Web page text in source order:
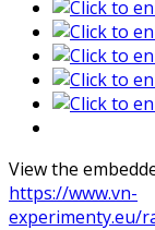
View the
https://www.vn-
experimenty.eu/